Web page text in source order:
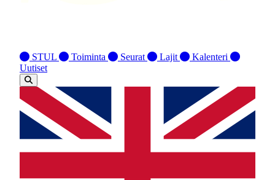
STUL Toiminta Seurat Lajit
Kalenteri
Uutiset